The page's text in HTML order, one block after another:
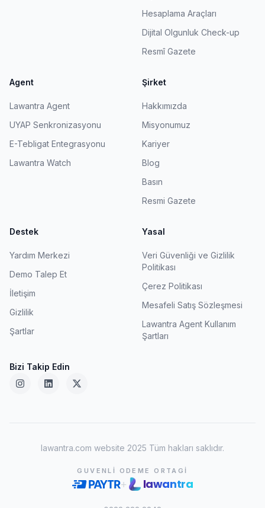
Hesaplama Araçları
Dijital Olgunluk Check-up
Resmî Gazete
Agent
Lawantra Agent
UYAP Senkronizasyonu
E-Tebligat Entegrasyonu
Lawantra Watch
Şirket
Hakkımızda
Misyonumuz
Kariyer
Blog
Basın
Resmi Gazete
Destek
Yardım Merkezi
Demo Talep Et
İletişim
Gizlilik
Şartlar
Yasal
Veri Güvenliği ve Gizlilik
Politikası
Çerez Politikası
Mesafeli Satış Sözleşmesi
Lawantra Agent Kullanım
Şartları
Bizi Takip Edin
lawantra.com website 2025 Tüm hakları saklıdır.
GUVENLI ODEME ORTAGI
+ lawantra